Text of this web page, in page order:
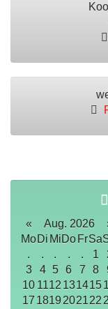
« Aug. 2026
MoDi MiDo FrSa
.
. . . . 1
3
4 5 6 7 8
10 1112 131415
17 1819 202122